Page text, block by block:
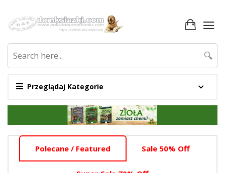
Przeglądaj Kategorie
🔍
Section
Home
Tab
Polecane / Featured Sale 50% Off